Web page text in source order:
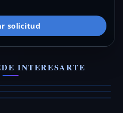
solicitud
INTERESARTE